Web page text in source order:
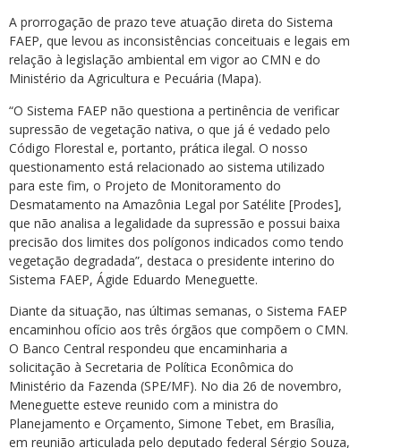
A prorrogação de prazo teve atuação direta do Sistema
FAEP, que levou as inconsistências conceituais e legais em
relação à legislação ambiental em vigor ao CMN e do
Ministério da Agricultura e Pecuária (Mapa).
“O Sistema FAEP não questiona a pertinência de verificar
supressão de vegetação nativa, o que já é vedado pelo
Código Florestal e, portanto, prática ilegal. O nosso
questionamento está relacionado ao sistema utilizado
para este fim, o Projeto de Monitoramento do
Desmatamento na Amazônia Legal por Satélite [Prodes],
que não analisa a legalidade da supressão e possui baixa
precisão dos limites dos polígonos indicados como tendo
vegetação degradada”, destaca o presidente interino do
Sistema FAEP, Ágide Eduardo Meneguette.
Diante da situação, nas últimas semanas, o Sistema FAEP
encaminhou ofício aos três órgãos que compõem o CMN.
O Banco Central respondeu que encaminharia a
solicitação à Secretaria de Política Econômica do
Ministério da Fazenda (SPE/MF). No dia 26 de novembro,
Meneguette esteve reunido com a ministra do
Planejamento e Orçamento, Simone Tebet, em Brasília,
em reunião articulada pelo deputado federal Sérgio Souza,